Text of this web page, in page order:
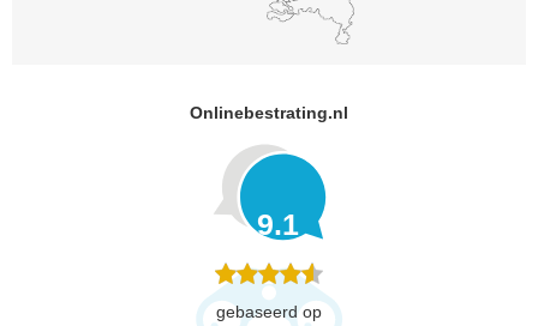
Onlinebestrating.nl
9.1
gebaseerd op